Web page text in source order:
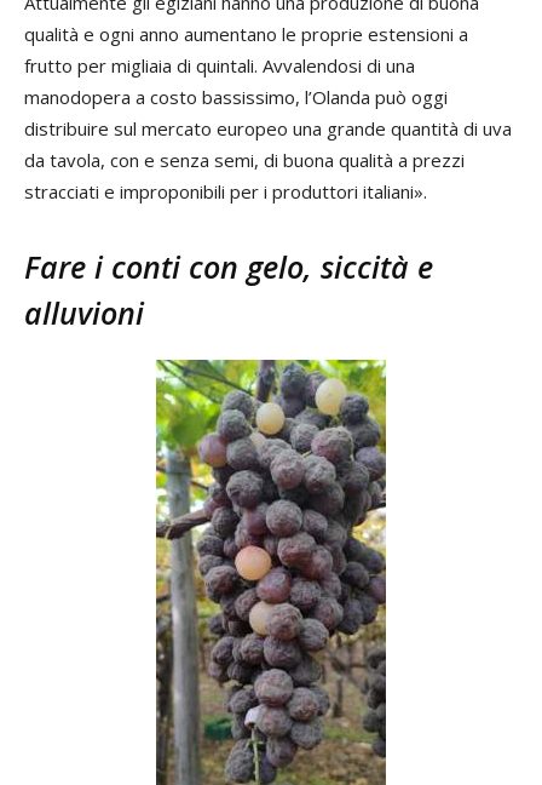
qualità e ogni anno aumentano le proprie estensioni a
frutto per migliaia di quintali. Avvalendosi di una
manodopera a costo bassissimo, l’Olanda può oggi
distribuire sul mercato europeo una grande quantità di uva
da tavola, con e senza semi, di buona qualità a prezzi
stracciati e improponibili per i produttori italiani».
Fare i conti con gelo, siccità e
alluvioni